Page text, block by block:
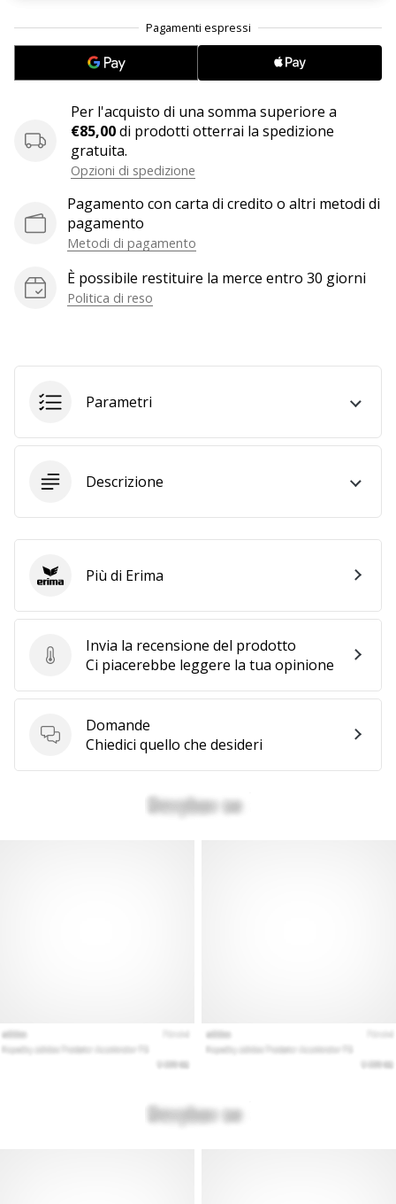
WePlayHandball
tu
fanatico
dell'handball
Unisciti
a
come
Brand
Ambassador.
tutti gli
Per l'acquisto di una somma superiore a
€85,00di prodotti otterrai la spedizione
gratuita.
Opzioni di spedizione
Pagamento con carta di credito o altri metodi di
pagamento
Metodi di pagamento
È possibile restituire la merce entro 30 giorni
Politica di reso
Parametri
Descrizione
Invia la recensione del prodotto
Invia la recensione del prodotto
Ci piacerebbe leggere la tua opinione
Domande
Domande
Chiedici quello che desideri
ErimaPiù di Erima